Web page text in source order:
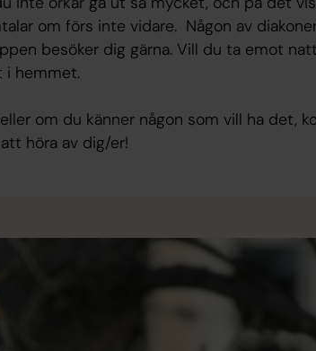
om förs inte vidare. Någon av
besöker dig gärna. Vill du ta emot
i hemmet.
om du känner någon som vill ha det,
höra av dig/er!